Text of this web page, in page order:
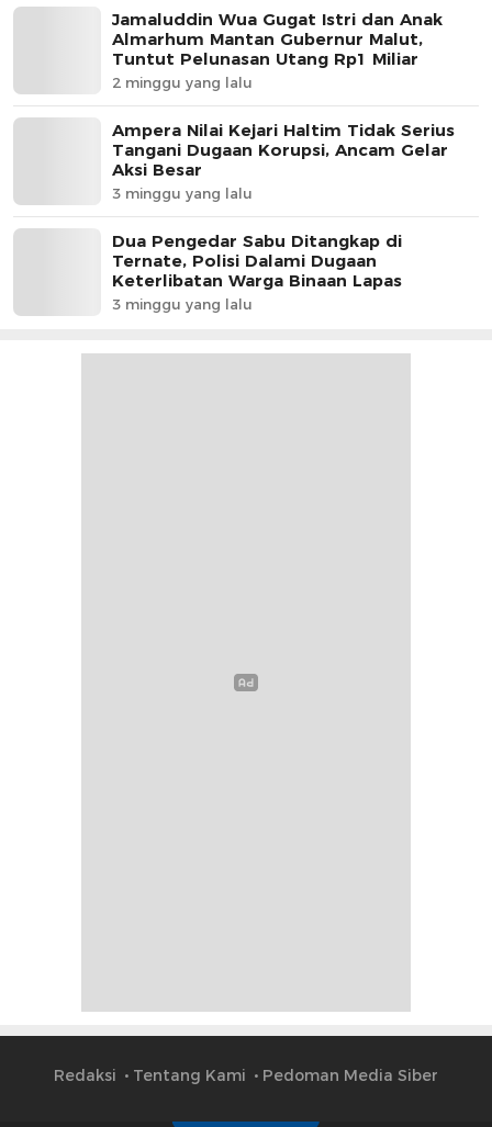
Jamaluddin Wua Gugat Istri dan Anak
Almarhum Mantan Gubernur Malut,
Tuntut Pelunasan Utang Rp1 Miliar
2 minggu yang lalu
Ampera Nilai Kejari Haltim Tidak Serius
Tangani Dugaan Korupsi, Ancam Gelar
Aksi Besar
3 minggu yang lalu
Dua Pengedar Sabu Ditangkap di
Ternate, Polisi Dalami Dugaan
Keterlibatan Warga Binaan Lapas
3 minggu yang lalu
Redaksi Tentang Kami Pedoman Media Siber